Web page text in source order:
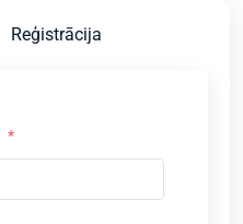
Reģistrācija
*